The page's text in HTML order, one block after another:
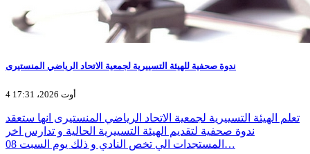
ندوة صحفية للهيئة التسييرية لجمعية الاتحاد الرياضي المنستيرى
4 أوت 2026، 17:31
تعلم الهيئة التسييرية لجمعية الاتحاد الرياضي المنستيرى انها ستعقد
ندوة صحفية لتقديم الهيئة التسييرية الحالية و تدارس اخر
المستجدات الي تخص النادي و ذلك يوم السبت 08…